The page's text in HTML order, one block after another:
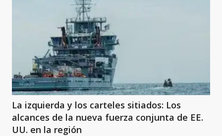
La izquierda y los carteles sitiados: Los
alcances de la nueva fuerza conjunta de EE.
UU. en la región